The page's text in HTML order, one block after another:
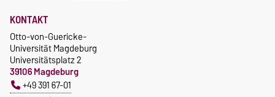
KONTAKT
Otto-von-Guericke-
Universität Magdeburg
Universitätsplatz 2
39106 Magdeburg
+49 391 67-01